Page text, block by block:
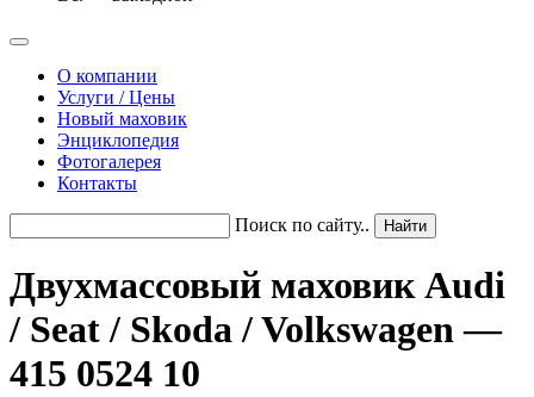
О компании
Услуги / Цены
Новый маховик
Энциклопедия
Фотогалерея
Контакты
Поиск по сайту..
Двухмассовый маховик Audi
/ Seat / Skoda / Volkswagen —
415 0524 10